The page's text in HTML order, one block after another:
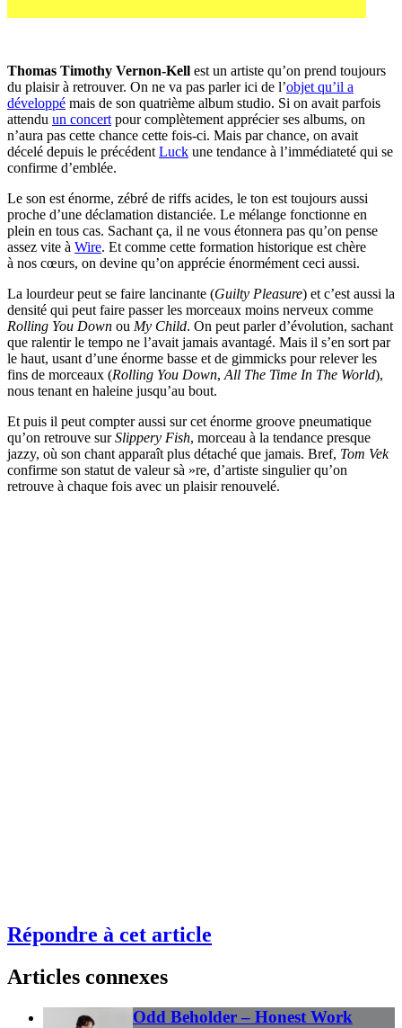
Thomas Timothy Vernon-Kell est un artiste qu’on prend toujours
du plaisir à retrouver. On ne va pas parler ici de l’objet qu’il a
développé mais de son quatrième album studio. Si on avait parfois
attendu un concert pour complètement apprécier ses albums, on
n’aura pas cette chance cette fois-ci. Mais par chance, on avait
décelé depuis le précédent Luck une tendance à l’immédiateté qui se
confirme d’emblée.
Le son est énorme, zébré de riffs acides, le ton est toujours aussi
proche d’une déclamation distanciée. Le mélange fonctionne en
plein en tous cas. Sachant ça, il ne vous étonnera pas qu’on pense
assez vite à Wire. Et comme cette formation historique est chère
à nos cœurs, on devine qu’on apprécie énormément ceci aussi.
La lourdeur peut se faire lancinante (Guilty Pleasure) et c’est aussi la
densité qui peut faire passer les morceaux moins nerveux comme
Rolling You Down ou My Child. On peut parler d’évolution, sachant
que ralentir le tempo ne l’avait jamais avantagé. Mais il s’en sort par
le haut, usant d’une énorme basse et de gimmicks pour relever les
fins de morceaux (Rolling You Down, All The Time In The World),
nous tenant en haleine jusqu’au bout.
Et puis il peut compter aussi sur cet énorme groove pneumatique
qu’on retrouve surSlippery Fish, morceau à la tendance presque
jazzy, où son chant apparaît plus détaché que jamais. Bref, Tom Vek
confirme son statut de valeur sà »re, d’artiste singulier qu’on
retrouve à chaque fois avec un plaisir renouvelé.
Répondre à cet article
Articles connexes
Odd Beholder – Honest Work